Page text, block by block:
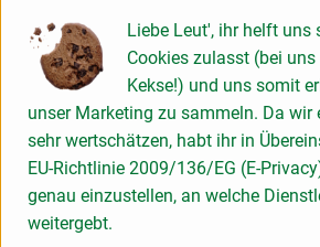
Rezepte
Nützliches
Veranstaltungen
Was ist drin?
Obst ohne Exotik
Du hast eine Frage? Wir helfen gerne:
Liebe Leut', ihr helft uns
Cookies zulasst (bei
Kekse!) und uns somit
unser Marketing zu sammeln. Da wir
sehr wertschätzen, habt ihr in
EU-Richtlinie 2009/136/EG (E-
genau einzustellen, an welche
weitergebt.